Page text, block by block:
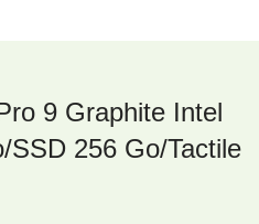
9 Graphite Intel
SSD 256 Go/Tactile